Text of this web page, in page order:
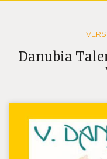
Danubia